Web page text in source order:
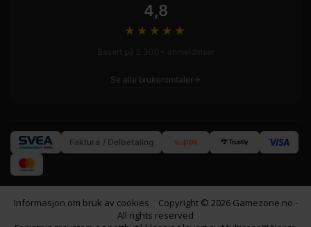
4,8
★★★★ ★
Se alle brukeromtaler
Faktura / Delbetaling
Informasjon om bruk av cookies
Copyright © 2026 Gamezone.no -
All rights reserved